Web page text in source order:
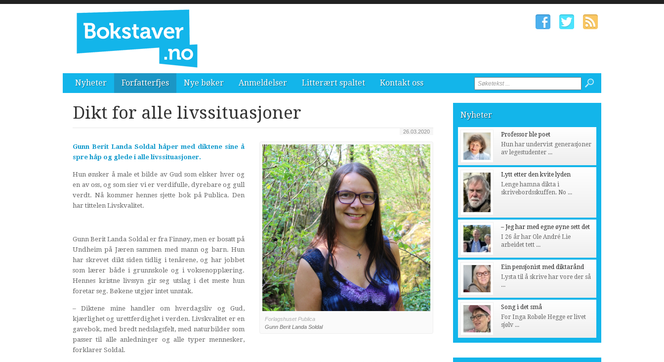
Nyheter Forfatterfjes Nye bøker Anmeldelser Litterært spaltet Kontakt oss
Dikt for alle livssituasjoner
26.03.2020
Forlagshuset Publica
Gunn Berit Landa Soldal
Gunn Berit Landa Soldal håper med diktene sine å
spre håp og glede i alle livssituasjoner.
Hun ønsker å male et bilde av Gud som elsker hver og
en av oss, og som sier vi er verdifulle, dyrebare og gull
verdt. Nå kommer hennes sjette bok på Publica. Den
har tittelen Livskvalitet.
Gunn Berit Landa Soldal er fra Finnøy, men er bosatt på
Undheim på Jæren sammen med mann og barn. Hun
har skrevet dikt siden tidlig i tenårene, og har jobbet
som lærer både i grunnskole og i voksenopplæring.
Hennes kristne livssyn gir seg utslag i det meste hun
foretar seg. Bøkene utgjør intet unntak.
– Diktene mine handler om hverdagsliv og Gud,
kjærlighet og urettferdighet i verden. Livskvalitet er en
gavebok, med bredt nedslagsfelt, med naturbilder som
passer til alle anledninger og alle typer mennesker,
forklarer Soldal.
Nyheter
Professor ble poet
Hun har undervist generasjoner
av legestudenter ...
Lytt etter den kvite lyden
Lenge hamna dikta i
skrivebordsskuffen. No ...
– Jeg har med egne øyne sett det
I 26 år har Ole André Lie
arbeidet tett ...
Ein pensjonist med diktarånd
Lysta til å skrive har vore der så
...
Song i det små
For Inga Robøle Hegge er livet
sjølv ...